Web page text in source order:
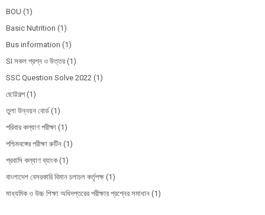
BOU (1)
Basic Nutrition (1)
Bus information (1)
SI সকল প্রশ্ন ও উত্তর (1)
SSC Question Solve 2022 (1)
ছোট্টগল্প (1)
তুলা উন্নয়ন বোর্ড (1)
পরিবার কল্যাণ পরীক্ষা (1)
পশ্চিমবঙ্গের পরীক্ষা রুটিন (1)
প্রবাসি কল্যাণ ব্যাংক (1)
বাংলাদেশ বেসরকারি বিমান চলাচল কর্তৃপক্ষ (1)
মাধ্যমিক ও উচ্চ শিক্ষা অধিদপ্তরের পরীক্ষার প্রশ্নের সমাধান (1)